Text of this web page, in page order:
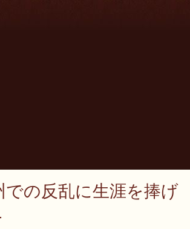
での反乱に生涯を捧げ